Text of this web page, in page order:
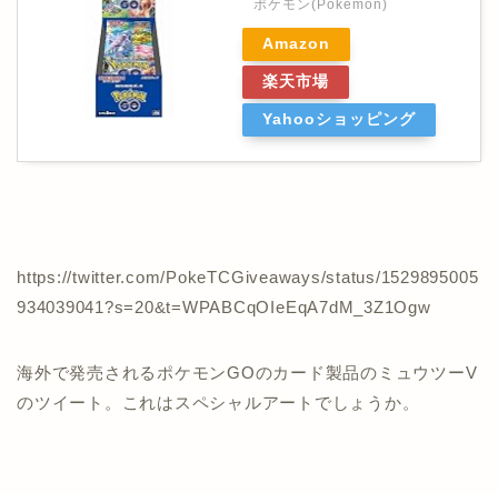
ポケモン(Pokemon)
Amazon
楽天市場
Yahooショッピング
https://twitter.com/PokeTCGiveaways/status/1529895005
934039041?s=20&t=WPABCqOIeEqA7dM_3Z1Ogw
海外で発売されるポケモンGOのカード製品のミュウツーV
のツイート。これはスペシャルアートでしょうか。